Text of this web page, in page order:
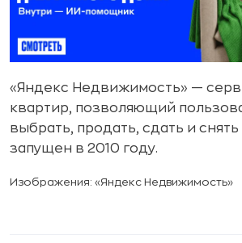
«Яндекс Недвижимость» —
квартир, позволяющий
выбрать, продать, сдать и
запущен в 2010 году.
Изображения: «Яндекс Недвижимость»